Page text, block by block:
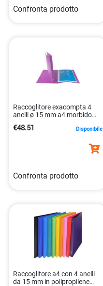
Confronta prodotto
Raccoglitore exacompta 4
anelli ø 15 mm a4 morbido
€48.51 Disponibile
Confronta prodotto
Raccoglitore a4 con 4 anelli
da 15 mm in polipropilene